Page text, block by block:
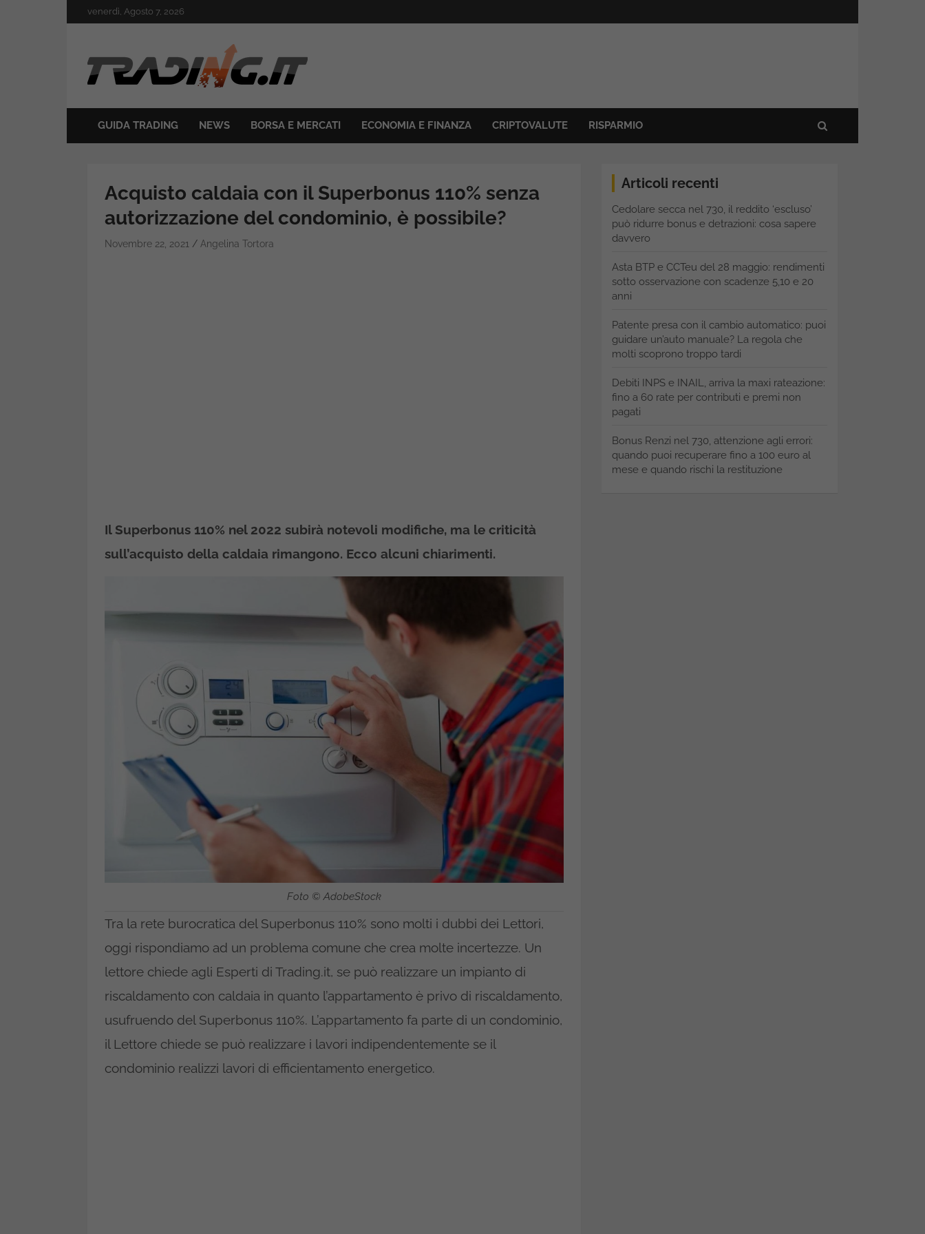
to
venerdì, Agosto 7, 2026
Trading.it
GUIDA TRADING NEWS BORSA E MERCATI ECONOMIA E FINANZA CRIPTOVALUTE RISPARMIO
Acquisto caldaia con il Superbonus 110% senza
autorizzazione del condominio, è possibile?
Novembre 22, 2021 Angelina Tortora
Il Superbonus 110% nel 2022 subirà notevoli modifiche, ma le criticità
sull’acquisto della caldaia rimangono. Ecco alcuni chiarimenti.
Foto © AdobeStock
Tra la rete burocratica del Superbonus 110% sono molti i dubbi dei Lettori,
oggi rispondiamo ad un problema comune che crea molte incertezze. Un
lettore chiede agli Esperti di Trading.it, se può realizzare un impianto di
riscaldamento con caldaia in quanto l’appartamento è privo di riscaldamento,
usufruendo del Superbonus 110%. L’appartamento fa parte di un condominio,
il Lettore chiede se può realizzare i lavori indipendentemente se il
condominio realizzi lavori di efficientamento energetico.
Articoli recenti
Cedolare secca nel 730, il reddito ‘escluso’
può ridurre bonus e detrazioni: cosa sapere
davvero
Asta BTP e CCTeu del 28 maggio: rendimenti
sotto osservazione con scadenze 5,10 e 20
anni
Patente presa con il cambio automatico: puoi
guidare un’auto manuale? La regola che
molti scoprono troppo tardi
Debiti INPS e INAIL, arriva la maxi rateazione:
fino a 60 rate per contributi e premi non
pagati
Bonus Renzi nel 730, attenzione agli errori:
quando puoi recuperare fino a 100 euro al
mese e quando rischi la restituzione